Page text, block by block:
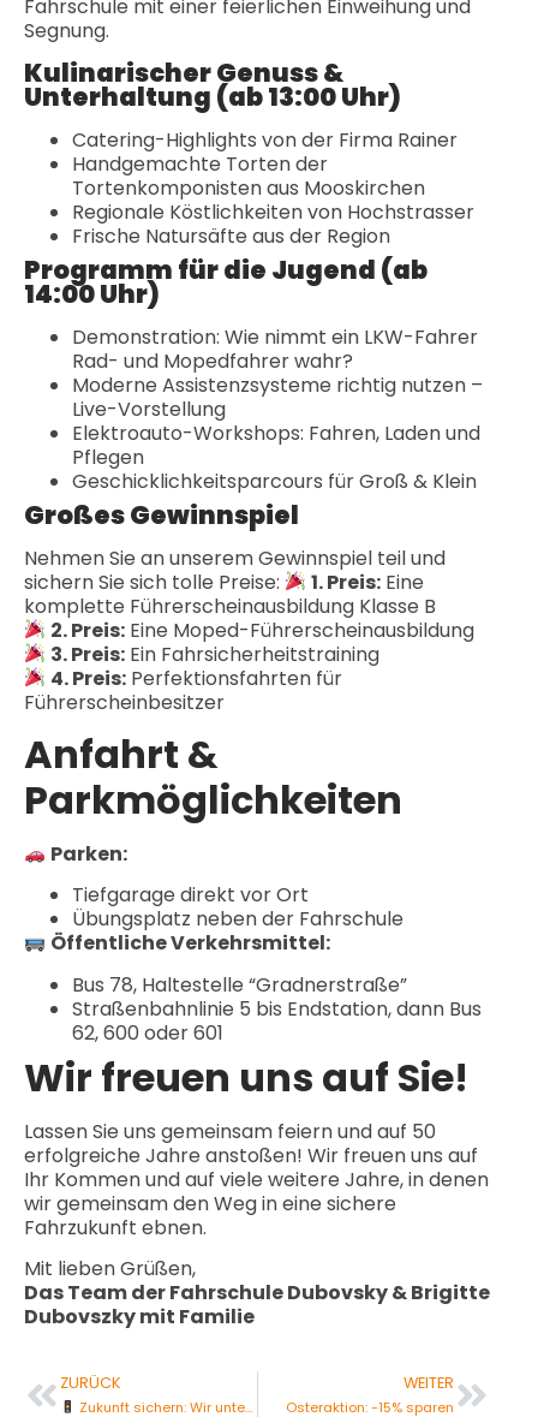
Fahrschule mit einer feierlichen Einweihung und
Segnung.
Kulinarischer Genuss &
Unterhaltung (ab 13:00 Uhr)
Catering-Highlights von der Firma Rainer
Handgemachte Torten der
Tortenkomponisten aus Mooskirchen
Regionale Köstlichkeiten von Hochstrasser
Frische Natursäfte aus der Region
Programm für die Jugend (ab
14:00 Uhr)
Demonstration: Wie nimmt ein LKW-Fahrer
Rad- und Mopedfahrer wahr?
Moderne Assistenzsysteme richtig nutzen –
Live-Vorstellung
Elektroauto-Workshops: Fahren, Laden und
Pflegen
Geschicklichkeitsparcours für Groß & Klein
Großes Gewinnspiel
Nehmen Sie an unserem Gewinnspiel teil und
sichern Sie sich tolle Preise:
1. Preis: Eine
komplette Führerscheinausbildung Klasse B
2. Preis: Eine Moped-Führerscheinausbildung
3. Preis: Ein Fahrsicherheitstraining
4. Preis: Perfektionsfahrten für
Führerscheinbesitzer
Anfahrt &
Parkmöglichkeiten
Parken:
Tiefgarage direkt vor Ort
Übungsplatz neben der Fahrschule
Öffentliche Verkehrsmittel:
Bus 78, Haltestelle “Gradnerstraße”
Straßenbahnlinie 5 bis Endstation, dann Bus
62, 600 oder 601
Wir freuen uns auf Sie!
Lassen Sie uns gemeinsam feiern und auf 50
erfolgreiche Jahre anstoßen! Wir freuen uns auf
Ihr Kommen und auf viele weitere Jahre, in denen
wir gemeinsam den Weg in eine sichere
Fahrzukunft ebnen.
Mit lieben Grüßen,
Das Team der Fahrschule Dubovsky & Brigitte
Dubovszky mit Familie
ZURÜCK
Zukunft sichern: Wir unterstützen Roadstars-Schüler!
WEITER
Osteraktion: -15% sparen